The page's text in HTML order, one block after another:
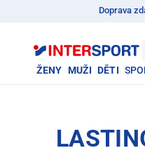
Doprava
ŽENY MUŽI DĚTI